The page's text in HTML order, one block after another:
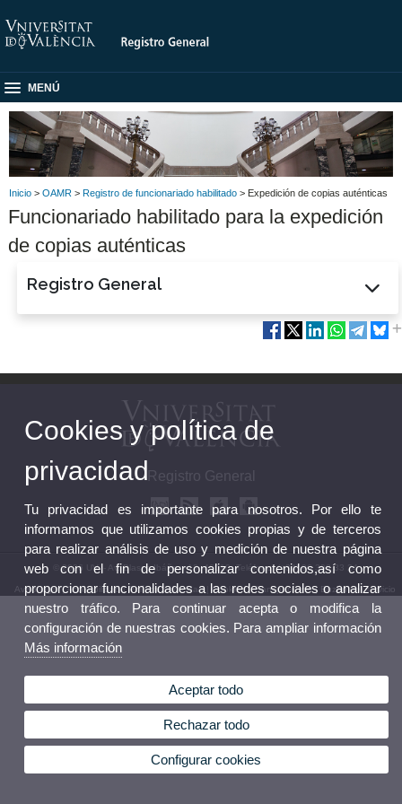
MENÚ
Inicio > OAMR > Registro de funcionariado habilitado > Expedición de copias auténticas
Funcionariado habilitado para la expedición
de copias auténticas
Registro General
Registro General
© 2026 UV. - Av. Blasco Ibáñez, 13. 46010. Teléfono: (+34) 96 398 33 24
Aviso legal|Accesibilidad|Política privacidad| Cookies|Transparencia| Buzón del servicio
Cookies y política de
privacidad
Tu privacidad es importante para nosotros. Por ello te
informamos que utilizamos cookies propias y de terceros
para realizar análisis de uso y medición de nuestra página
web con el fin de personalizar contenidos,así como
proporcionar funcionalidades a las redes sociales o analizar
nuestro tráfico. Para continuar acepta o modifica la
configuración de nuestras cookies. Para ampliar información
Más información
Aceptar todo
Rechazar todo
Configurar cookies